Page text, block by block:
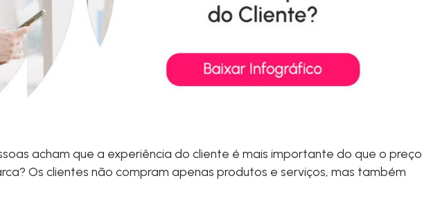
acham que a experiência do cliente é mais importante do que o preço
Os clientes não compram apenas produtos e serviços, mas também